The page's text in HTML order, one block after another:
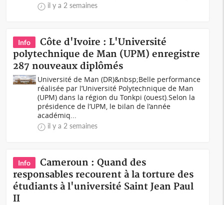
il y a 2 semaines
Info
Côte d'Ivoire : L'Université
polytechnique de Man (UPM) enregistre
287 nouveaux diplômés
Université de Man (DR)&nbsp;Belle performance
réalisée par l’Université Polytechnique de Man
(UPM) dans la région du Tonkpi (ouest).Selon la
présidence de l’UPM, le bilan de l’année
académiq...
il y a 2 semaines
Info
Cameroun : Quand des
responsables recourent à la torture des
étudiants à l'université Saint Jean Paul
II